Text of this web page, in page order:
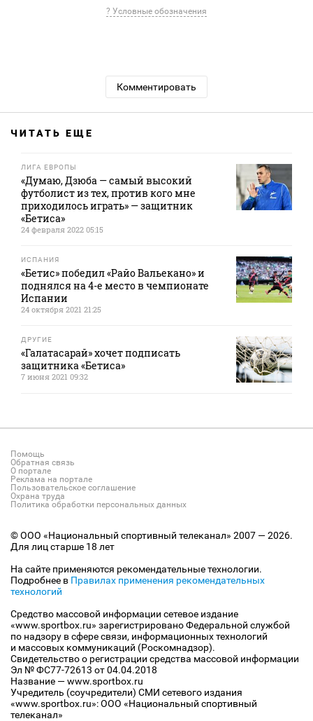
? Условные обозначения
Комментировать
ЧИТАТЬ ЕЩЕ
ЛИГА ЕВРОПЫ
«Думаю, Дзюба — самый высокий
футболист из тех, против кого мне
приходилось играть» — защитник
«Бетиса»
24 февраля 2022 05:15
ИСПАНИЯ
«Бетис» победил «Райо Вальекано» и
поднялся на 4-е место в чемпионате
Испании
24 октября 2021 21:25
ДРУГИЕ
«Галатасарай» хочет подписать
защитника «Бетиса»
7 июня 2021 09:32
Помощь
Обратная связь
О портале
Реклама на портале
Пользовательское соглашение
Охрана труда
Политика обработки персональных данных
© ООО «Национальный спортивный телеканал» 2007 — 2026.
Для лиц старше 18 лет
На сайте применяются рекомендательные технологии.
Подробнее в Правилах применения рекомендательных
технологий
Средство массовой информации сетевое издание
«www.sportbox.ru» зарегистрировано Федеральной службой
по надзору в сфере связи, информационных технологий
и массовых коммуникаций (Роскомнадзор).
Свидетельство о регистрации средства массовой информации
Эл № ФС77-72613 от 04.04.2018
Название — www.sportbox.ru
Учредитель (соучредители) СМИ сетевого издания
«www.sportbox.ru»: ООО «Национальный спортивный
телеканал»